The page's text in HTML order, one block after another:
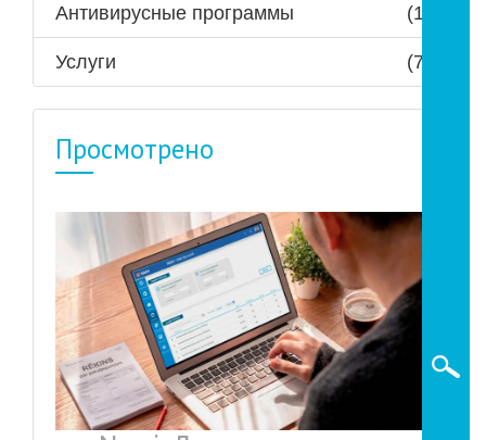
Антивирусные программы (1)
Услуги (7)
Просмотрено